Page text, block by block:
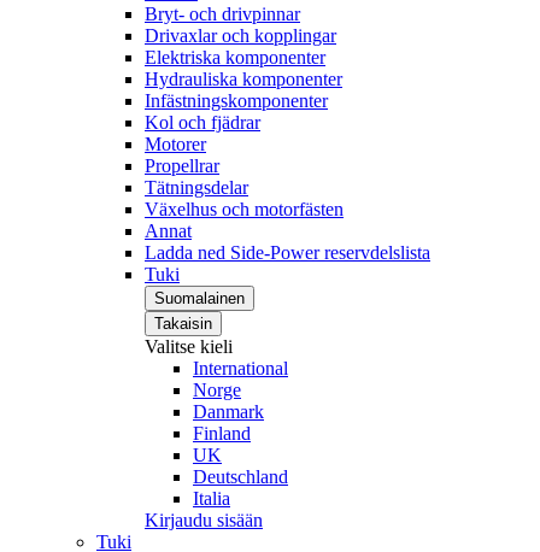
Bryt- och drivpinnar
Drivaxlar och kopplingar
Elektriska komponenter
Hydrauliska komponenter
Infästningskomponenter
Kol och fjädrar
Motorer
Propellrar
Tätningsdelar
Växelhus och motorfästen
Annat
Ladda ned Side-Power reservdelslista
Tuki
Suomalainen
Takaisin
Valitse kieli
International
Norge
Danmark
Finland
UK
Deutschland
Italia
Kirjaudu sisään
Tuki